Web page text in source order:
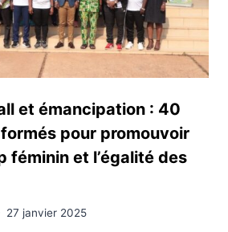
et émancipation : 40
pour promouvoir
féminin et l’égalité des
27 janvier 2025